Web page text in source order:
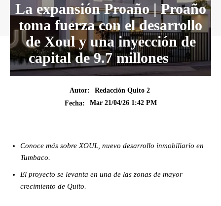
La expansión Proaño | Proaño
toma fuerza con el desarrollo
de Xoul y una inyección de
capital de 9.7 millones
Autor:
Redacción Quito 2
Fecha:
Mar 21/04/26 1:42 PM
Conoce más sobre XOUL, nuevo desarrollo inmobiliario en
Tumbaco.
El proyecto se levanta en una de las zonas de mayor
crecimiento de Quito.